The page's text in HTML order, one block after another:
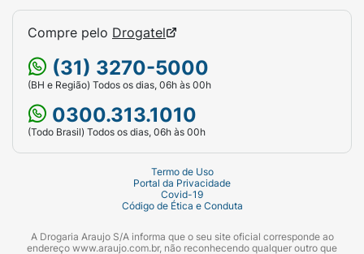
Compre pelo Drogatel
(31) 3270-5000
(BH e Região) Todos os dias, 06h às 00h
0300.313.1010
(Todo Brasil) Todos os dias, 06h às 00h
Termo de Uso
Portal da Privacidade
Covid-19
Código de Ética e Conduta
A Drogaria Araujo S/A informa que o seu site oficial corresponde ao
endereço www.araujo.com.br, não reconhecendo qualquer outro que